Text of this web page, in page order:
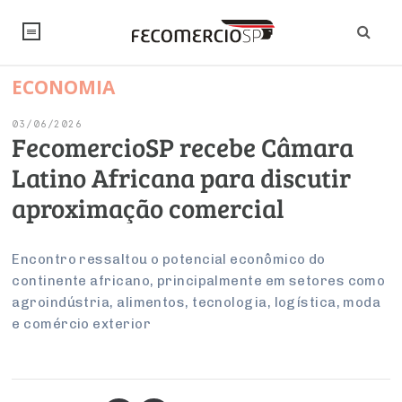
NOTÍCIAS
Artigos
Institucional
PROJETOS ESPECIAIS:
UM BRASIL
Economia
Pesquisas
Brasil
Internacional
Modernização do Estado
Legislação
Trabalho
Empresas
Arbitragem e Mediação
Negócios
Varejo
Serviços
Sustentabilidade
PESQUISAS
FALE CONOSCO
INSTITUCIONAL
Sobre
Negociações Coletivas
CONSELHOS
ECONOMIA
03/06/2026
FecomercioSP recebe Câmara
Latino Africana para discutir
aproximação comercial
Encontro ressaltou o potencial econômico do
continente africano, principalmente em setores como
agroindústria, alimentos, tecnologia, logística, moda
e comércio exterior